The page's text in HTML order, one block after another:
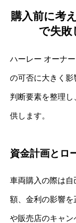
購入前に考
で失敗
ハーレー オーナ
の可否に大きく
判断要素を整理
供します。
資金計画とロ
車両購入の際は
額、金利の影響を
や販売店のキャ